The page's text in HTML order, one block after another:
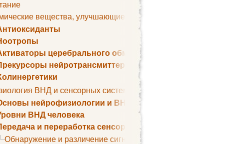
вещества, улучшающие умственные способности
церебрального обмена веществ
нейротрансмиттеров
ВНД и сенсорных систем
нейрофизиологии и ВНД
ВНД человека
и переработка сенсорных сигналов
Обнаружение и различение сигналов. Сенсорная рецепция